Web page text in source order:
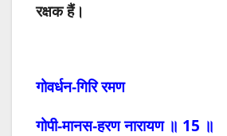
रक्षक हैं।
गोवर्धन-गिरि रमण
गोपी-मानस-हरण नारायण ॥ 15 ॥